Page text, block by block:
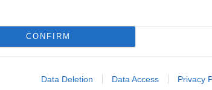
CONFIRM
Data Deletion Data Access Privacy